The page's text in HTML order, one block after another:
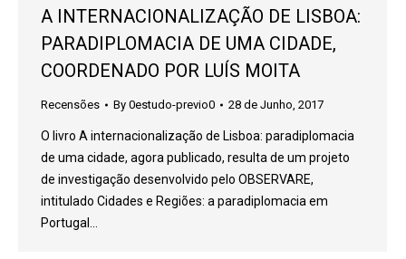
A INTERNACIONALIZAÇÃO DE LISBOA:
PARADIPLOMACIA DE UMA CIDADE,
COORDENADO POR LUÍS MOITA
Recensões By 0estudo-previo0 28 de Junho, 2017
O livro A internacionalização de Lisboa: paradiplomacia
de uma cidade, agora publicado, resulta de um projeto
de investigação desenvolvido pelo OBSERVARE,
intitulado Cidades e Regiões: a paradiplomacia em
Portugal…